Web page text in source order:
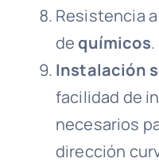
Resistencia
dequímicos.
Instalación
facilidad de
necesarios
dirección